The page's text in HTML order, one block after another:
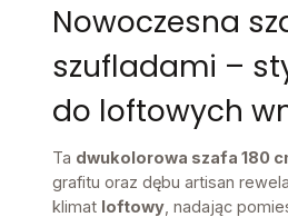
Nowoczesna
szufladami –
do loftowych
Ta dwukolorowa szafa 180
grafitu oraz dębu artisan
klimat loftowy , nadając